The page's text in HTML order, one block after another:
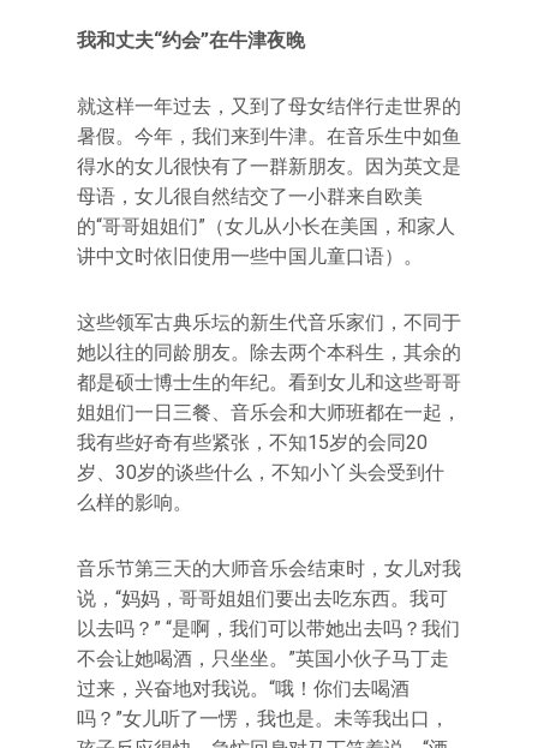
我和丈夫“约会”在牛津夜晚
就这样一年过去，又到了母女结伴行走世界的
暑假。今年，我们来到牛津。在音乐生中如鱼
得水的女儿很快有了一群新朋友。因为英文是
母语，女儿很自然结交了一小群来自欧美
的“哥哥姐姐们”（女儿从小长在美国，和家人
讲中文时依旧使用一些中国儿童口语）。
这些领军古典乐坛的新生代音乐家们，不同于
她以往的同龄朋友。除去两个本科生，其余的
都是硕士博士生的年纪。看到女儿和这些哥哥
姐姐们一日三餐、音乐会和大师班都在一起，
我有些好奇有些紧张，不知15岁的会同20
岁、30岁的谈些什么，不知小丫头会受到什
么样的影响。
音乐节第三天的大师音乐会结束时，女儿对我
说，“妈妈，哥哥姐姐们要出去吃东西。我可
以去吗？” “是啊，我们可以带她出去吗？我们
不会让她喝酒，只坐坐。”英国小伙子马丁走
过来，兴奋地对我说。“哦！你们去喝酒
吗？”女儿听了一愣，我也是。未等我出口，